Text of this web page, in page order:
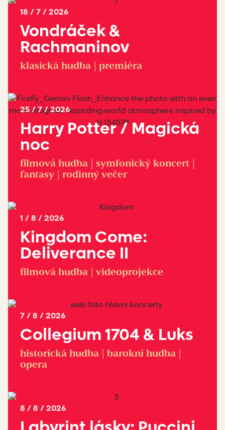
Detail akce
Vondráček &
Rachmaninov
klasická hudba | premiéra
18 / 7 / 2026
Koupit vstupenky
Detail akce
Harry Potter / Magická
noc
filmová hudba | symfonický koncert |
fantasy | rodinný večer
25 / 7 / 2026
Koupit vstupenky
Detail akce
Kingdom Come:
Deliverance II
filmová hudba | videoprojekce
1 / 8 / 2026
Koupit vstupenky
Detail akce
Collegium 1704 & Luks
historická hudba | barokní hudba |
opera
7 / 8 / 2026
Koupit vstupenky
Detail akce
8 / 8 / 2026